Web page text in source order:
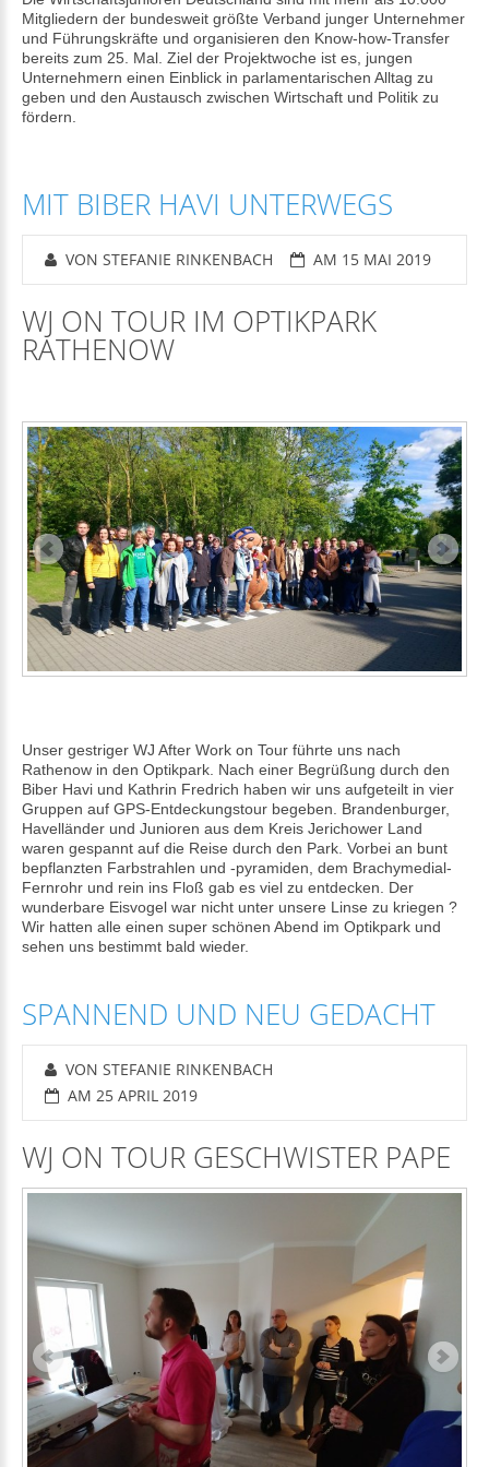
Mitgliedern der bundesweit größte Verband junger Unternehmer
und Führungskräfte und organisieren den Know-how-Transfer
bereits zum 25. Mal. Ziel der Projektwoche ist es, jungen
Unternehmern einen Einblick in parlamentarischen Alltag zu
geben und den Austausch zwischen Wirtschaft und Politik zu
fördern.
MIT BIBER HAVI UNTERWEGS
VON STEFANIE RINKENBACH AM 15 MAI 2019
WJ ON TOUR IM OPTIKPARK
RATHENOW
Unser gestriger WJ After Work on Tour führte uns nach
Rathenow in den Optikpark. Nach einer Begrüßung durch den
Biber Havi und Kathrin Fredrich haben wir uns aufgeteilt in vier
Gruppen auf GPS-Entdeckungstour begeben. Brandenburger,
Havelländer und Junioren aus dem Kreis Jerichower Land
waren gespannt auf die Reise durch den Park. Vorbei an bunt
bepflanzten Farbstrahlen und -pyramiden, dem Brachymedial-
Fernrohr und rein ins Floß gab es viel zu entdecken. Der
wunderbare Eisvogel war nicht unter unsere Linse zu kriegen ?
Wir hatten alle einen super schönen Abend im Optikpark und
sehen uns bestimmt bald wieder.
SPANNEND UND NEU GEDACHT
VON STEFANIE RINKENBACH
AM 25 APRIL 2019
WJ ON TOUR GESCHWISTER PAPE